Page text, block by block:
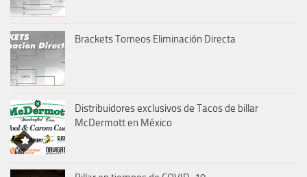
Brackets Torneos Eliminación Directa
Distribuidores exclusivos de Tacos de billar
McDermott en México